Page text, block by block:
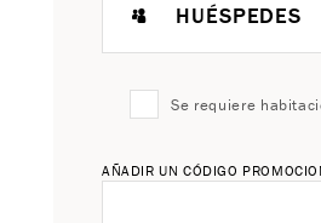
HUÉSPEDES
Se requiere
AÑADIR UN CÓDIGO